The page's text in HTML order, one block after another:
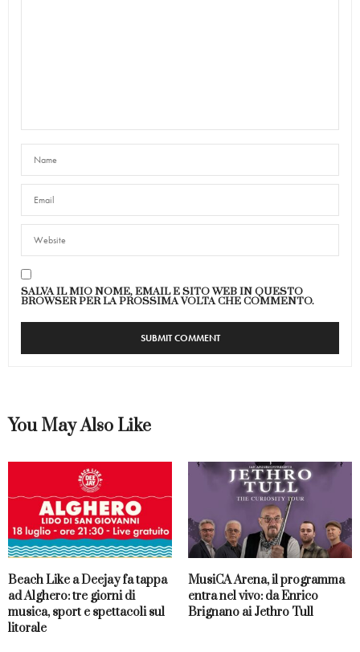
SALVA IL MIO NOME, EMAIL E SITO WEB IN QUESTO
BROWSER PER LA PROSSIMA VOLTA CHE COMMENTO.
You May Also Like
Beach Like a Deejay fa tappa
ad Alghero: tre giorni di
musica, sport e spettacoli sul
litorale
MusiCA Arena, il programma
entra nel vivo: da Enrico
Brignano ai Jethro Tull